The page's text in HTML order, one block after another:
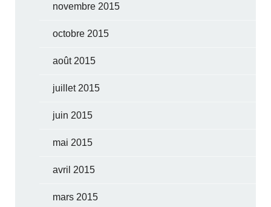
novembre 2015
octobre 2015
août 2015
juillet 2015
juin 2015
mai 2015
avril 2015
mars 2015